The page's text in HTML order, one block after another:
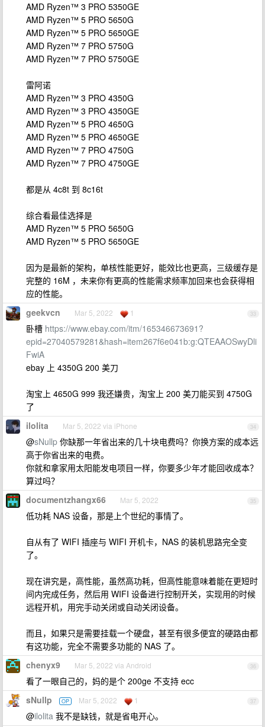
AMD Ryzen™ 3 PRO 5350GE
AMD Ryzen™ 5 PRO 5650G
AMD Ryzen™ 5 PRO 5650GE
AMD Ryzen™ 7 PRO 5750G
AMD Ryzen™ 7 PRO 5750GE
雷阿诺
AMD Ryzen™ 3 PRO 4350G
AMD Ryzen™ 3 PRO 4350GE
AMD Ryzen™ 5 PRO 4650G
AMD Ryzen™ 5 PRO 4650GE
AMD Ryzen™ 7 PRO 4750G
AMD Ryzen™ 7 PRO 4750GE
都是从 4c8t 到 8c16t
综合看最佳选择是
AMD Ryzen™ 5 PRO 5650G
AMD Ryzen™ 5 PRO 5650GE
因为是最新的架构，单核性能更好，能效比也更高，三级缓存是
完整的 16M ，未来你有更高的性能需求频率加回来也会获得相
应的性能。
33
geekvcn Mar 5, 2022 1
卧槽 https://www.ebay.com/itm/165346673691?
epid=27040579281&hash=item267f6e041b:g:QTEAAOSwyDli
FwiA
ebay 上 4350G 200 美刀
淘宝上 4650G 999 我还嫌贵，淘宝上 200 美刀能买到 4750G
了
34
ilolita Mar 5, 2022 via iPhone
@sNullp 你缺那一年省出来的几十块电费吗？你换方案的成本远
高于你省出来的电费。
你就和拿家用太阳能发电项目一样，你要多少年才能回收成本？
算过吗？
35
documentzhangx66 Mar 5, 2022
低功耗 NAS 设备，那是上个世纪的事情了。
自从有了 WIFI 插座与 WIFI 开机卡，NAS 的装机思路完全变
了。
现在讲究是，高性能，虽然高功耗，但高性能意味着能在更短时
间内完成任务，然后用 WIFI 设备进行控制开关，实现用的时候
远程开机，用完手动关闭或自动关闭设备。
而且，如果只是需要挂载一个硬盘，甚至有很多便宜的硬路由都
有这功能，完全不需要多功能的 NAS 了。
36
chenyx9 Mar 5, 2022 via Android
看了一眼自己的，妈的是个 200ge 不支持 ecc
37
sNullp OP Mar 5, 2022 1
@ilolita 我不是缺钱，就是省电开心。